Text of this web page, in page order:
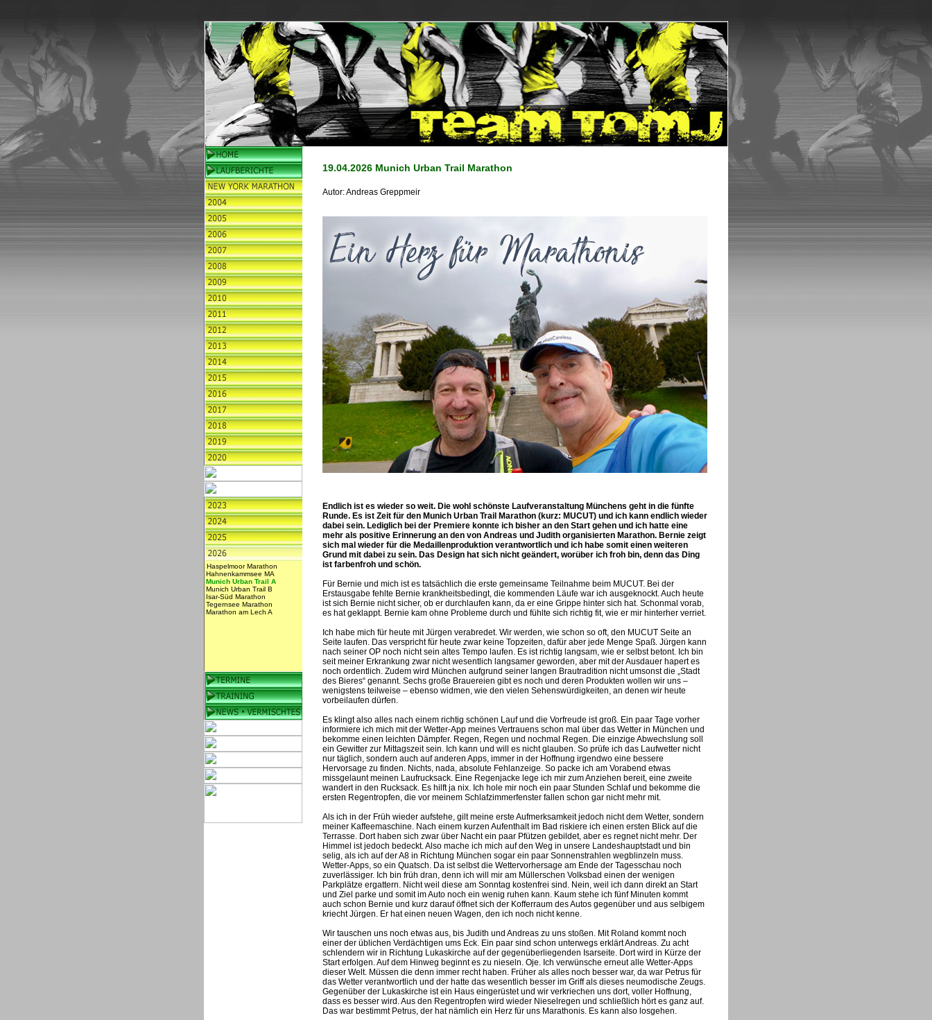
19.04.2026 Munich Urban Trail Marathon
Autor:Andreas Greppmeir
Endlich ist es wieder so weit. Die wohl schönste Laufveranstaltung Münchens geht in die fünfte
Runde. Es ist Zeit für den Munich Urban Trail Marathon (kurz: MUCUT) und ich kann endlich wieder
dabei sein. Lediglich bei der Premiere konnte ich bisher an den Start gehen und ich hatte eine
mehr als positive Erinnerung an den von Andreas und Judith organisierten Marathon. Bernie zeigt
sich mal wieder für die Medaillenproduktion verantwortlich und ich habe somit einen weiteren
Grund mit dabei zu sein. Das Design hat sich nicht geändert, worüber ich froh bin, denn das Ding
ist farbenfroh und schön.
Für Bernie und mich ist es tatsächlich die erste gemeinsame Teilnahme beim MUCUT. Bei der
Erstausgabe fehlte Bernie krankheitsbedingt, die kommenden Läufe war ich ausgeknockt. Auch heute
ist sich Bernie nicht sicher, ob er durchlaufen kann, da er eine Grippe hinter sich hat. Schonmal vorab,
es hat geklappt. Bernie kam ohne Probleme durch und fühlte sich richtig fit, wie er mir hinterher verriet.
Ich habe mich für heute mit Jürgen verabredet. Wir werden, wie schon so oft, den MUCUT Seite an
Seite laufen. Das verspricht für heute zwar keine Topzeiten, dafür aber jede Menge Spaß. Jürgen kann
nach seiner OP noch nicht sein altes Tempo laufen. Es ist richtig langsam, wie er selbst betont. Ich bin
seit meiner Erkrankung zwar nicht wesentlich langsamer geworden, aber mit der Ausdauer hapert es
noch ordentlich. Zudem wird München aufgrund seiner langen Brautradition nicht umsonst die „Stadt
des Bieres“ genannt. Sechs große Brauereien gibt es noch und deren Produkten wollen wir uns –
wenigstens teilweise – ebenso widmen, wie den vielen Sehenswürdigkeiten, an denen wir heute
vorbeilaufen dürfen.
Es klingt also alles nach einem richtig schönen Lauf und die Vorfreude ist groß. Ein paar Tage vorher
informiere ich mich mit der Wetter-App meines Vertrauens schon mal über das Wetter in München und
bekomme einen leichten Dämpfer. Regen, Regen und nochmal Regen. Die einzige Abwechslung soll
ein Gewitter zur Mittagszeit sein. Ich kann und will es nicht glauben. So prüfe ich das Laufwetter nicht
nur täglich, sondern auch auf anderen Apps, immer in der Hoffnung irgendwo eine bessere
Hervorsage zu finden. Nichts, nada, absolute Fehlanzeige. So packe ich am Vorabend etwas
missgelaunt meinen Laufrucksack. Eine Regenjacke lege ich mir zum Anziehen bereit, eine zweite
wandert in den Rucksack. Es hilft ja nix. Ich hole mir noch ein paar Stunden Schlaf und bekomme die
ersten Regentropfen, die vor meinem Schlafzimmerfenster fallen schon gar nicht mehr mit.
Als ich in der Früh wieder aufstehe, gilt meine erste Aufmerksamkeit jedoch nicht dem Wetter, sondern
meiner Kaffeemaschine. Nach einem kurzen Aufenthalt im Bad riskiere ich einen ersten Blick auf die
Terrasse. Dort haben sich zwar über Nacht ein paar Pfützen gebildet, aber es regnet nicht mehr. Der
Himmel ist jedoch bedeckt. Also mache ich mich auf den Weg in unsere Landeshauptstadt und bin
selig, als ich auf der A8 in Richtung München sogar ein paar Sonnenstrahlen wegblinzeln muss.
Wetter-Apps, so ein Quatsch. Da ist selbst die Wettervorhersage am Ende der Tagesschau noch
zuverlässiger. Ich bin früh dran, denn ich will mir am Müllerschen Volksbad einen der wenigen
Parkplätze ergattern. Nicht weil diese am Sonntag kostenfrei sind. Nein, weil ich dann direkt an Start
und Ziel parke und somit im Auto noch ein wenig ruhen kann. Kaum stehe ich fünf Minuten kommt
auch schon Bernie und kurz darauf öffnet sich der Kofferraum des Autos gegenüber und aus selbigem
kriecht Jürgen. Er hat einen neuen Wagen, den ich noch nicht kenne.
Wir tauschen uns noch etwas aus, bis Judith und Andreas zu uns stoßen. Mit Roland kommt noch
einer der üblichen Verdächtigen ums Eck. Ein paar sind schon unterwegs erklärt Andreas. Zu acht
schlendern wir in Richtung Lukaskirche auf der gegenüberliegenden Isarseite. Dort wird in Kürze der
Start erfolgen. Auf dem Hinweg beginnt es zu nieseln. Oje. Ich verwünsche erneut alle Wetter-Apps
dieser Welt. Müssen die denn immer recht haben. Früher als alles noch besser war, da war Petrus für
das Wetter verantwortlich und der hatte das wesentlich besser im Griff als dieses neumodische Zeugs.
Gegenüber der Lukaskirche ist ein Haus eingerüstet und wir verkriechen uns dort, voller Hoffnung,
dass es besser wird. Aus den Regentropfen wird wieder Nieselregen und schließlich hört es ganz auf.
Das war bestimmt Petrus, der hat nämlich ein Herz für uns Marathonis. Es kann also losgehen.
Haspelmoor Marathon
Hahnenkammsee MA
Munich Urban Trail A
Munich Urban Trail B
Isar-Süd Marathon
Tegernsee Marathon
Marathon am Lech A